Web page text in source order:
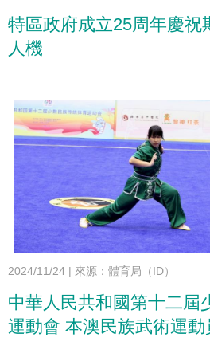
特區政府成立25周年慶祝
人機
2024/11/24 | 來源：體育局（ID）
中華人民共和國第十二屆
運動會 本澳民族武術運